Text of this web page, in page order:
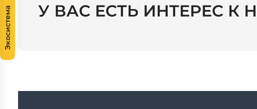
У ВАС ЕСТЬ ИНТЕРЕС К
Экосистема